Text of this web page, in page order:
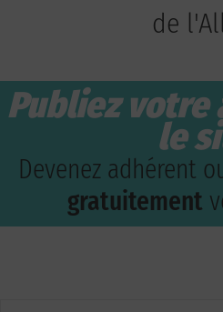
de
Publiez votre
le
Devenez adhérent
gratuitement